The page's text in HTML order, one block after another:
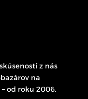
z nás
na
od roku 2006.